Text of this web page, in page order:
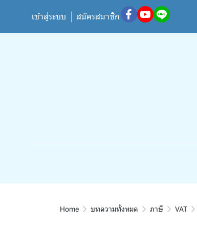
เข้าสู่ระบบ สมัครสมาชิก
Home บทความทั้งหมด ภาษี VAT